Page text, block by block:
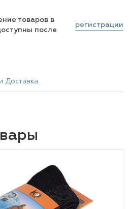
товаров в
после
регистрации
Доставка